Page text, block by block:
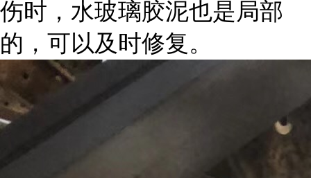
伤时，水玻璃胶泥也是局部
的，可以及时修复。